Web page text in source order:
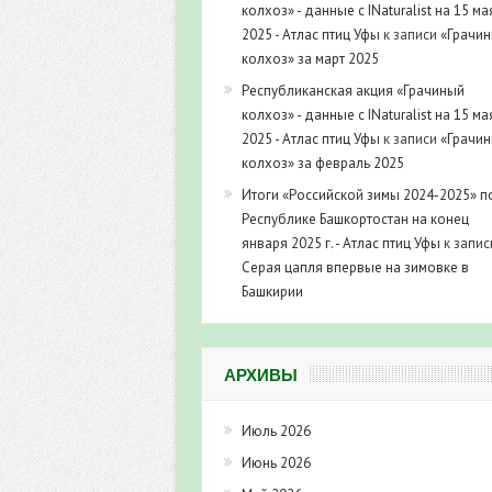
колхоз» - данные с INaturalist на 15
2025 - Атлас птиц Уфы к записи
колхоз» за март 2025
Республиканская акция «Грачиный
колхоз» - данные с INaturalist на 15
2025 - Атлас птиц Уфы к записи
колхоз» за февраль 2025
Итоги «Российской зимы 2024-2025»
Республике Башкортостан на конец
января 2025 г. - Атлас птиц Уфы к
Серая цапля впервые на зимовке в
Башкирии
АРХИВЫ
Июль 2026
Июнь 2026